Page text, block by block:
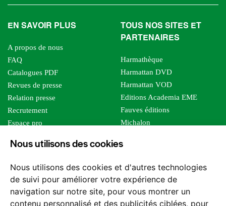
Nous utilisons des cookies
Nous utilisons des cookies et d'autres technologies
de suivi pour améliorer votre expérience de
navigation sur notre site, pour vous montrer un
contenu personnalisé et des publicités ciblées, pour
EN SAVOIR PLUS
A propos de nous
FAQ
Catalogues PDF
Revues de presse
Relation presse
Recrutement
Espace pro
Foreign rights
TOUS NOS SITES ET
PARTENAIRES
Harmathèque
Harmattan DVD
Harmattan VOD
Editions Academia EME
Fauves éditions
Michalon
Editions Sutton
Les impliqués
Tous les éditeurs